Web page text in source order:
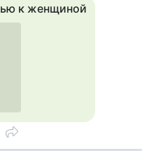
к женщиной